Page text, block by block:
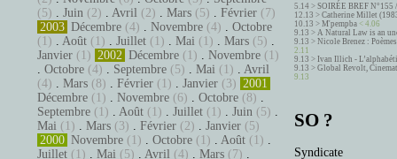
(5) . Juin (2) . Avril (2) . Mars (5) . Février (7)
2003 Décembre (4) . Novembre (4) . Octobre
(1) . Août (1) . Juillet (1) . Mai (1) . Mars (5) .
Janvier (1) 2002 Décembre (1) . Novembre (1)
. Octobre (4) . Septembre (5) . Mai (1) . Avril
(4) . Mars (8) . Février (1) . Janvier (3) 2001
Décembre (1) . Novembre (6) . Octobre (8) .
Septembre (1) . Août (1) . Juillet (1) . Juin (5) .
Mai (1) . Mars (3) . Février (2) . Janvier (5)
2000 Novembre (1) . Octobre (1) . Août (1) .
Juillet (1) . Mai (5) . Avril (4) . Mars (7) .
5.14 > SOIRÉE BREF
12.13 > Catherine Millet
10.13 > M'pempba < 4.06
9.13 > A Natural Law is an
9.13 > Nicole Brenez :
2.11
9.13 > Ivan Illich -
9.13 > Global Revolt,
9.13
SO ?
Syndicate